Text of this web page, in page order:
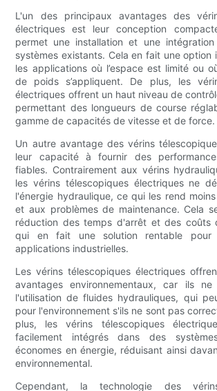
L'un des principaux avantages des
électriques est leur conception
permet une installation et une
systèmes existants. Cela en fait une option
les applications où l’espace est limité ou
de poids s’appliquent. De plus, les
électriques offrent un haut niveau de
permettant des longueurs de course
gamme de capacités de vitesse et de force.
Un autre avantage des vérins
leur capacité à fournir des
fiables. Contrairement aux vérins
les vérins télescopiques électriques ne
l'énergie hydraulique, ce qui les rend
et aux problèmes de maintenance. Cela
réduction des temps d'arrêt et des coûts
qui en fait une solution rentable pour
applications industrielles.
Les vérins télescopiques électriques
avantages environnementaux, car ils ne
l'utilisation de fluides hydrauliques, qui
pour l'environnement s'ils ne sont pas
plus, les vérins télescopiques
facilement intégrés dans des
économes en énergie, réduisant ainsi
environnemental.
Cependant, la technologie des